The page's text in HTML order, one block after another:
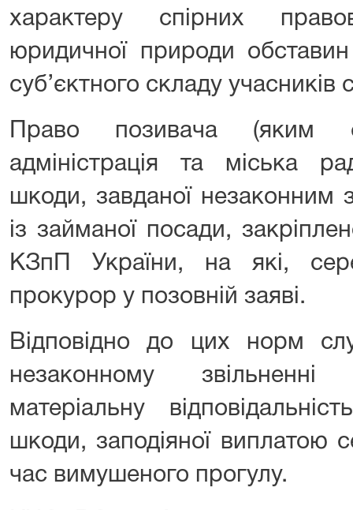
характеру спірних
юридичної природи
суб’єктного складу учасників
Право позивача (яким
адміністрація та міська
шкоди, завданої незаконним
із займаної посади,
КЗпП України, на які,
прокурор у позовній заяві.
Відповідно до цих норм
незаконному
матеріальну
шкоди, заподіяної виплатою
час вимушеного прогулу.